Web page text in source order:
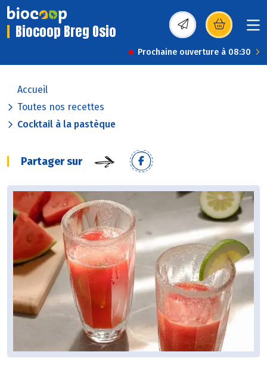
Biocoop Breg Osio (s’ouvre dans une
Prochaine ouverture à 08:30
Accueil
Toutes nos recettes
Cocktail à la pastèque
Partager sur